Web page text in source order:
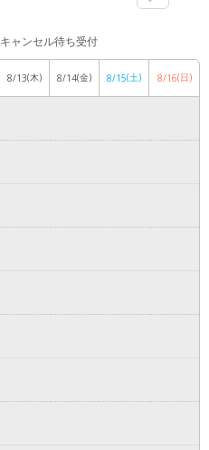
キャンセル待ち受付
8/13(木) 8/14(金) 8/15(土) 8/16(日)